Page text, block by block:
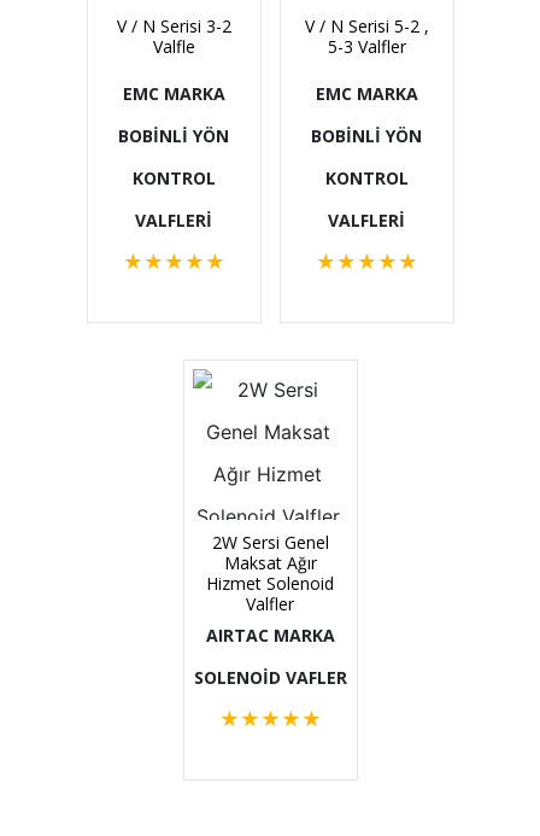
V / N Serisi 3-2
Valfle
EMC MARKA
BOBİNLİ YÖN
KONTROL
VALFLERİ
★ ★ ★ ★ ★
V / N Serisi 5-2 ,
5-3 Valfler
EMC MARKA
BOBİNLİ YÖN
KONTROL
VALFLERİ
★ ★ ★ ★ ★
2W Sersi Genel
Maksat Ağır
Hizmet Solenoid
Valfler
AIRTAC MARKA
SOLENOİD VAFLER
★ ★ ★ ★ ★